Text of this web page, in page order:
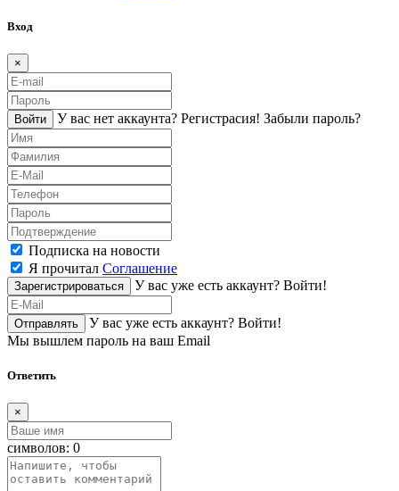
Вход
×
Войти У вас нет аккаунта? Регистраcия! Забыли пароль?
Подписка на новости
Я прочитал Соглашение
Зарегистрироваться У вас уже есть аккаунт? Войти!
Отправлять У вас уже есть аккаунт? Войти!
Мы вышлем пароль на ваш Email
Ответить
×
символов: 0